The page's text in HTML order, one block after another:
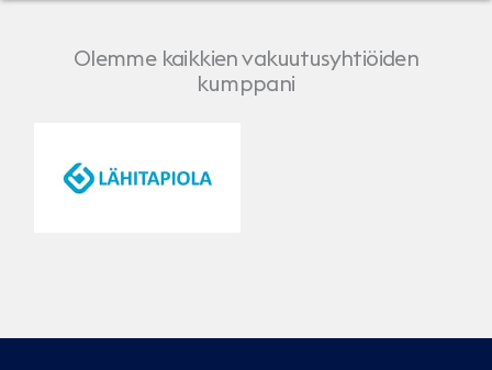
Olemme kaikkien vakuutusyhtiöiden
kumppani
LähiTapiola